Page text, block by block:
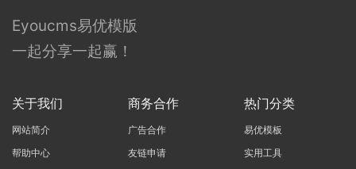
Eyoucms易优模版
一起分享一起赢！
关于我们
网站简介
帮助中心
商务合作
广告合作
友链申请
热门分类
易优模板
实用工具